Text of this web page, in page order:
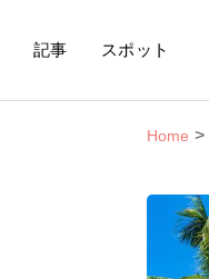
記事 スポット
Home